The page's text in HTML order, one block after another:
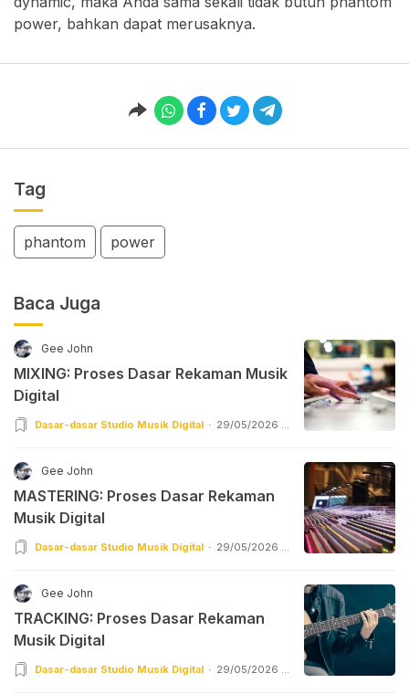
power, bahkan dapat merusaknya.
Tag
phantom power
Baca Juga
Gee John
MIXING: Proses Dasar Rekaman Musik
Digital
Dasar-dasar Studio Musik Digital
29/05/2026 |
Gee John
MASTERING: Proses Dasar Rekaman
Musik Digital
Dasar-dasar Studio Musik Digital
29/05/2026 |
Gee John
TRACKING: Proses Dasar Rekaman
Musik Digital
Dasar-dasar Studio Musik Digital
29/05/2026 |